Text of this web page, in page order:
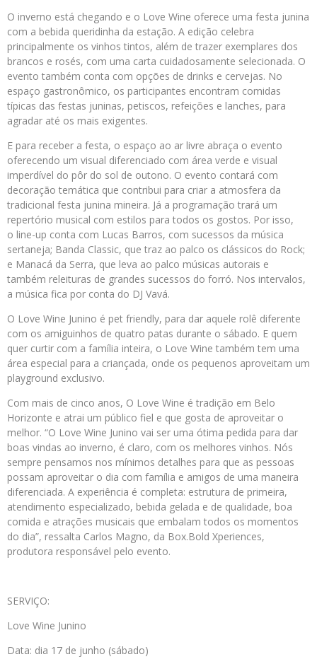
O inverno está chegando e o Love Wine oferece uma festa junina
com a bebida queridinha da estação. A edição celebra
principalmente os vinhos tintos, além de trazer exemplares dos
brancos e rosés, com uma carta cuidadosamente selecionada. O
evento também conta com opções de drinks e cervejas. No
espaço gastronômico, os participantes encontram comidas
típicas das festas juninas, petiscos, refeições e lanches, para
agradar até os mais exigentes.
E para receber a festa, o espaço ao ar livre abraça o evento
oferecendo um visual diferenciado com área verde e visual
imperdível do pôr do sol de outono. O evento contará com
decoração temática que contribui para criar a atmosfera da
tradicional festa junina mineira. Já a programação trará um
repertório musical com estilos para todos os gostos. Por isso,
o line-up conta com Lucas Barros, com sucessos da música
sertaneja; Banda Classic, que traz ao palco os clássicos do Rock;
e Manacá da Serra, que leva ao palco músicas autorais e
também releituras de grandes sucessos do forró. Nos intervalos,
a música fica por conta do DJ Vavá.
O Love Wine Junino é pet friendly, para dar aquele rolê diferente
com os amiguinhos de quatro patas durante o sábado. E quem
quer curtir com a família inteira, o Love Wine também tem uma
área especial para a criançada, onde os pequenos aproveitam um
playground exclusivo.
Com mais de cinco anos, O Love Wine é tradição em Belo
Horizonte e atrai um público fiel e que gosta de aproveitar o
melhor. “O Love Wine Junino vai ser uma ótima pedida para dar
boas vindas ao inverno, é claro, com os melhores vinhos. Nós
sempre pensamos nos mínimos detalhes para que as pessoas
possam aproveitar o dia com família e amigos de uma maneira
diferenciada. A experiência é completa: estrutura de primeira,
atendimento especializado, bebida gelada e de qualidade, boa
comida e atrações musicais que embalam todos os momentos
do dia”, ressalta Carlos Magno, da Box.Bold Xperiences,
produtora responsável pelo evento.
SERVIÇO:
Love Wine Junino
Data: dia 17 de junho (sábado)